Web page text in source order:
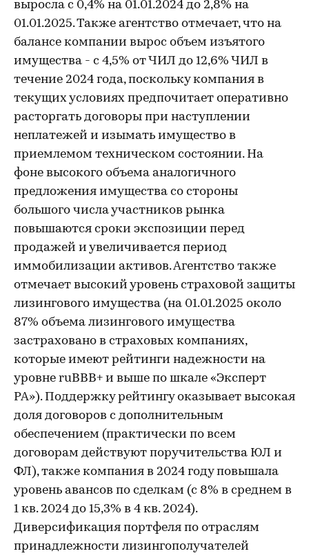
выросла с 0,4% на 01.01.2024 до 2,8% на
01.01.2025. Также агентство отмечает, что на
балансе компании вырос объем изъятого
имущества - с 4,5% от ЧИЛ до 12,6% ЧИЛ в
течение 2024 года, поскольку компания в
текущих условиях предпочитает оперативно
расторгать договоры при наступлении
неплатежей и изымать имущество в
приемлемом техническом состоянии. На
фоне высокого объема аналогичного
предложения имущества со стороны
большого числа участников рынка
повышаются сроки экспозиции перед
продажей и увеличивается период
иммобилизации активов. Агентство также
отмечает высокий уровень страховой защиты
лизингового имущества (на 01.01.2025 около
87% объема лизингового имущества
застраховано в страховых компаниях,
которые имеют рейтинги надежности на
уровне ruBBB+ и выше по шкале «Эксперт
РА»). Поддержку рейтингу оказывает высокая
доля договоров с дополнительным
обеспечением (практически по всем
договорам действуют поручительства ЮЛ и
ФЛ), также компания в 2024 году повышала
уровень авансов по сделкам (с 8% в среднем в
1 кв. 2024 до 15,3% в 4 кв. 2024).
Диверсификация портфеля по отраслям
принадлежности лизингополучателей